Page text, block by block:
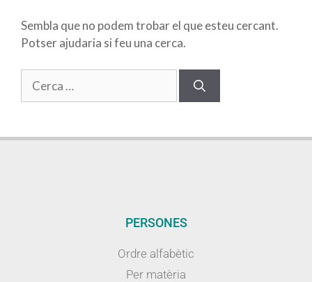
Sembla que no podem trobar el que esteu cercant.
Potser ajudaria si feu una cerca.
PERSONES
Ordre alfabètic
Per matèria